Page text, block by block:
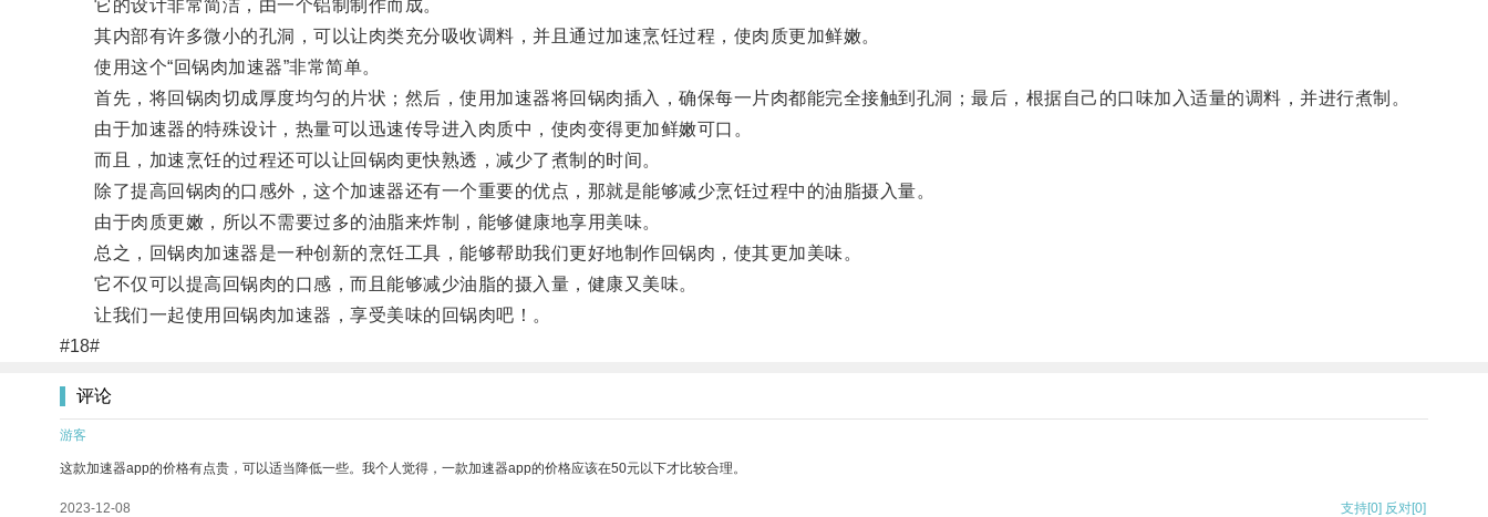
它的设计非常简洁，由一个铝制制作而成。
其内部有许多微小的孔洞，可以让肉类充分吸收调料，并且通过加速烹饪过程，使肉质更加鲜嫩。
使用这个“回锅肉加速器”非常简单。
首先，将回锅肉切成厚度均匀的片状；然后，使用加速器将回锅肉插入，确保每一片肉都能完全接触到孔洞；最后，根据自己的口味加入适量的调料，并进行煮制。
由于加速器的特殊设计，热量可以迅速传导进入肉质中，使肉变得更加鲜嫩可口。
而且，加速烹饪的过程还可以让回锅肉更快熟透，减少了煮制的时间。
除了提高回锅肉的口感外，这个加速器还有一个重要的优点，那就是能够减少烹饪过程中的油脂摄入量。
由于肉质更嫩，所以不需要过多的油脂来炸制，能够健康地享用美味。
总之，回锅肉加速器是一种创新的烹饪工具，能够帮助我们更好地制作回锅肉，使其更加美味。
它不仅可以提高回锅肉的口感，而且能够减少油脂的摄入量，健康又美味。
让我们一起使用回锅肉加速器，享受美味的回锅肉吧！。
#18#
评论
游客
这款加速器app的价格有点贵，可以适当降低一些。我个人觉得，一款加速器app的价格应该在50元以下才比较合理。
2023-12-08 支持[0] 反对[0]